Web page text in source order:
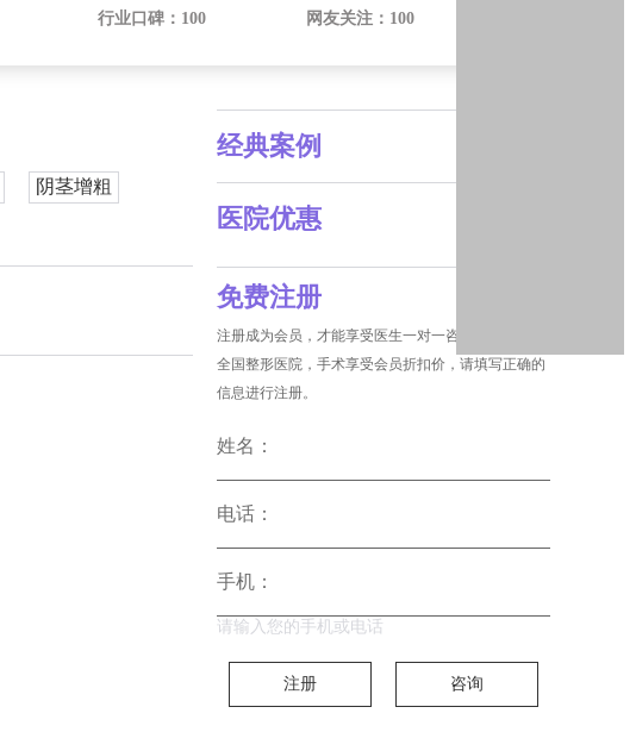
行业口碑： 100 网友关注： 100
阴茎增粗
经典案例
医院优惠
免费注册
注册成为会员，才能享受医生一对一咨询和没费预约
全国整形医院，手术享受会员折扣价，请填写正确的
信息进行注册。
姓名：
电话：
手机：
请输入您的手机或电话
注册 咨询